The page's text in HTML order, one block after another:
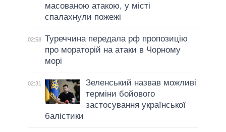
масованою атакою, у місті
спалахнули пожежі
02:58 Туреччина передала рф пропозицію
про мораторій на атаки в Чорному
морі
02:31
Зеленський назвав можливі
терміни бойового
застосування української
балістики